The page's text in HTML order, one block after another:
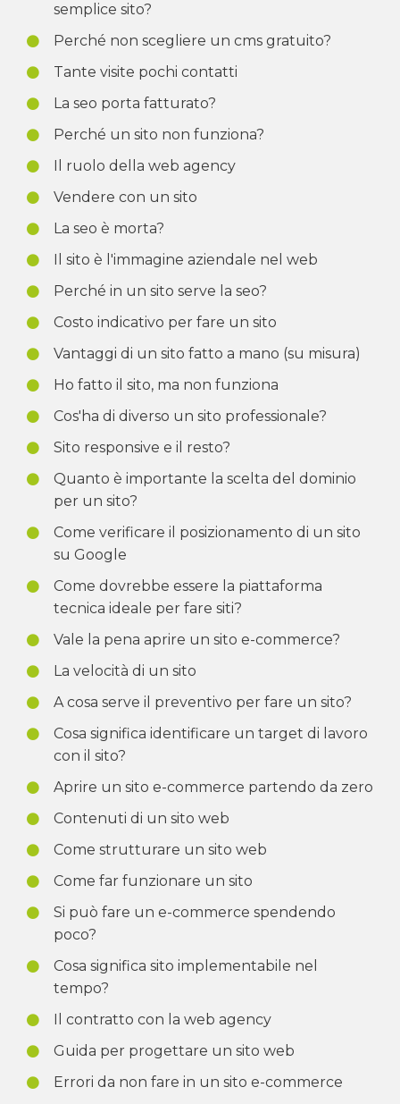
semplice sito?
Perché non scegliere un cms gratuito?
Tante visite pochi contatti
La seo porta fatturato?
Perché un sito non funziona?
Il ruolo della web agency
Vendere con un sito
La seo è morta?
Il sito è l'immagine aziendale nel web
Perché in un sito serve la seo?
Costo indicativo per fare un sito
Vantaggi di un sito fatto a mano (su misura)
Ho fatto il sito, ma non funziona
Cos'ha di diverso un sito professionale?
Sito responsive e il resto?
Quanto è importante la scelta del dominio
per un sito?
Come verificare il posizionamento di un sito
su Google
Come dovrebbe essere la piattaforma
tecnica ideale per fare siti?
Vale la pena aprire un sito e-commerce?
La velocità di un sito
A cosa serve il preventivo per fare un sito?
Cosa significa identificare un target di lavoro
con il sito?
Aprire un sito e-commerce partendo da zero
Contenuti di un sito web
Come strutturare un sito web
Come far funzionare un sito
Si può fare un e-commerce spendendo
poco?
Cosa significa sito implementabile nel
tempo?
Il contratto con la web agency
Guida per progettare un sito web
Errori da non fare in un sito e-commerce